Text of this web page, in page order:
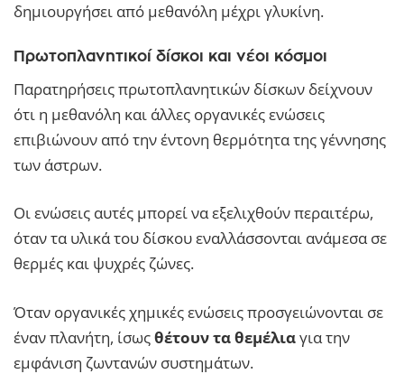
δημιουργήσει από μεθανόλη μέχρι γλυκίνη.
Πρωτοπλανητικοί δίσκοι και νέοι κόσμοι
Παρατηρήσεις πρωτοπλανητικών δίσκων δείχνουν
ότι η μεθανόλη και άλλες οργανικές ενώσεις
επιβιώνουν από την έντονη θερμότητα της γέννησης
των άστρων.
Οι ενώσεις αυτές μπορεί να εξελιχθούν περαιτέρω,
όταν τα υλικά του δίσκου εναλλάσσονται ανάμεσα σε
θερμές και ψυχρές ζώνες.
Όταν οργανικές χημικές ενώσεις προσγειώνονται σε
έναν πλανήτη, ίσωςθέτουν τα θεμέλιαγια την
εμφάνιση ζωντανών συστημάτων.